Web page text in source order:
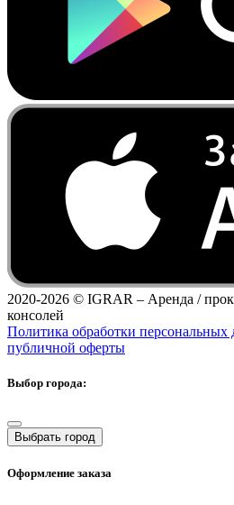
2020-2026 © IGRAR – Аренда /
консолей
Политика обработки персональных
публичной оферты
Выбор города:
Выбрать город
Оформление заказа